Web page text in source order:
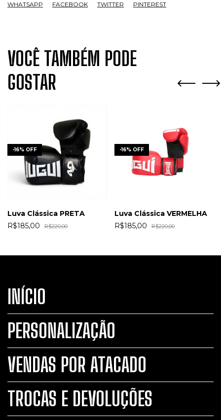
WHATSAPP FACEBOOK TWITTER PINTEREST
VOCÊ TAMBÉM PODE
GOSTAR
-16% OFF
Luva Clássica PRETA
R$185,00
R$220,00
-16% OFF
Luva Clássica VERMELHA
R$185,00
R$220,00
INÍCIO
PERSONALIZAÇÃO
VENDAS POR ATACADO
TROCAS E DEVOLUÇÕES